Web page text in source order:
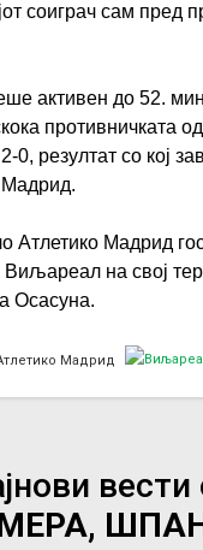
соиграч сам пред
активен до 52.
противничката
0, резултат со кој
Мадрид.
Атлетико Мадрид
Виљареал на свој
Осасуна.
Мадрид
вести